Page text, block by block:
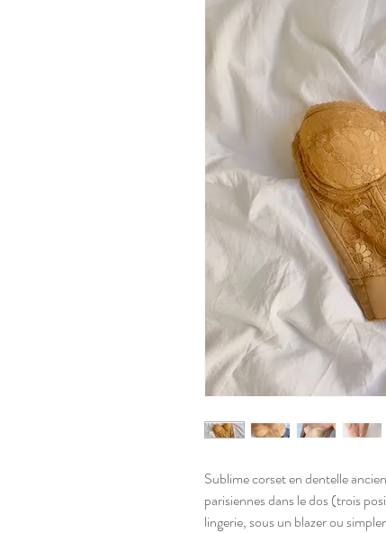
Sublime corset en dentelle
parisiennes dans le dos (trois
lingerie, sous un blazer ou